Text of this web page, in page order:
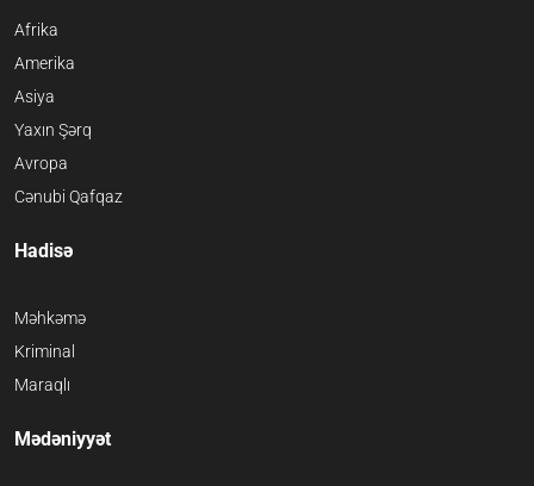
Afrika
Amerika
Asiya
Yaxın Şərq
Avropa
Cənubi Qafqaz
Hadisə
Məhkəmə
Kriminal
Maraqlı
Mədəniyyət